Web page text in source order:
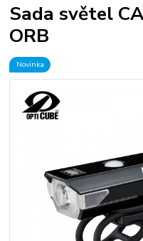
Sada světel
ORB
Novinka